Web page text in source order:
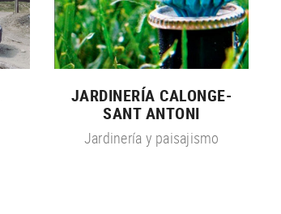
JARDINERÍA CALONGE-
SANT ANTONI
Jardinería y paisajismo